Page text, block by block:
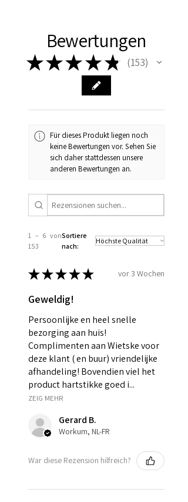
Bewertungen
★★★ ★ ★ 153
153
Für dieses Produkt liegen noch
keine Bewertungen vor. Sehen Sie
sich daher stattdessen unsere
anderen Bewertungen an.
1 – 6 von
153
Sortiere
nach:
★★★★★ vor 3 Wochen
Geweldig!
Persoonlijke en heel snelle
bezorging aan huis!
Complimenten aan Wietske voor
deze klant ( en buur) vriendelijke
afhandeling! Bovendien viel het
product hartstikke goed i...
ZEIG MEHR
Gerard B.
Workum, NL-FR
War diese Rezension hilfreich?